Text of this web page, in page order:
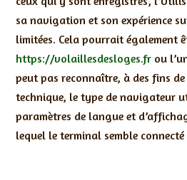
sa navigation et son expérience
limitées. Cela pourrait également
https://volaillesdesloges.frou
peut pas reconnaître, à des fins
technique, le type de navigateur
paramètres de langue et
lequel le terminal semble